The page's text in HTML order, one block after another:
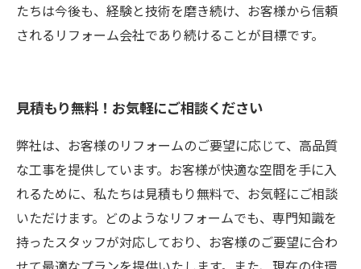
たちは今後も、経験と技術を磨き続け、お客様から信頼
されるリフォーム会社であり続けることが目標です。
見積もり無料！お気軽にご相談ください
弊社は、お客様のリフォームのご要望に応じて、高品質
な工事を提供しています。お客様が快適な空間を手に入
れるために、私たちは見積もり無料で、お気軽にご相談
いただけます。どのようなリフォームでも、専門知識を
持ったスタッフが対応しており、お客様のご要望に合わ